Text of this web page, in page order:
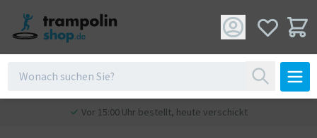
Vor 15:00 Uhr bestellt, heute verschickt